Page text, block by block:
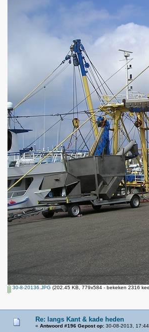
30-8-20136.JPG (202.45 KB, 779x584 - bekeken 2316
Re: langs Kant & kade heden
« Antwoord #196 Gepost op: 30-08-2013,